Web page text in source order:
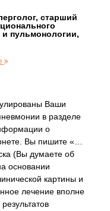
старший
и пульмонологии,
Ваши
в разделе
о
Вы пишите «…
(Вы думаете об
основании
картины и
лечение вполне